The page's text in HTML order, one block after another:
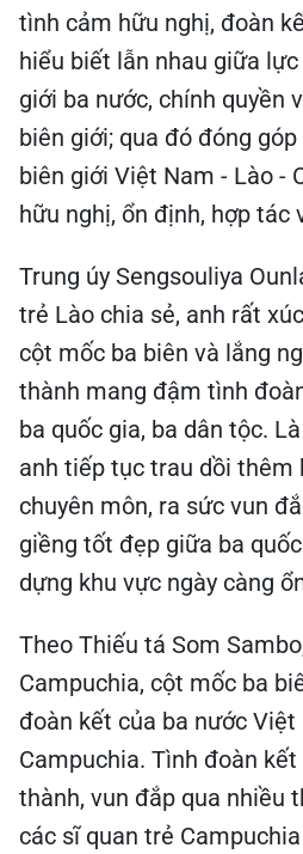
tình cảm hữu nghị, đoàn
hiểu biết lẫn nhau giữa
giới ba nước, chính quyền
biên giới; qua đó đóng
biên giới Việt Nam - Lào -
hữu nghị, ổn định, hợp tác
Trung úy Sengsouliya
trẻ Lào chia sẻ, anh rất
cột mốc ba biên và lắng
thành mang đậm tình
ba quốc gia, ba dân tộc.
anh tiếp tục trau dồi thêm
chuyên môn, ra sức vun
giềng tốt đẹp giữa ba
dựng khu vực ngày càng
Theo Thiếu tá Som
Campuchia, cột mốc ba
đoàn kết của ba nước Việt
Campuchia. Tình đoàn
thành, vun đắp qua nhiều
các sĩ quan trẻ